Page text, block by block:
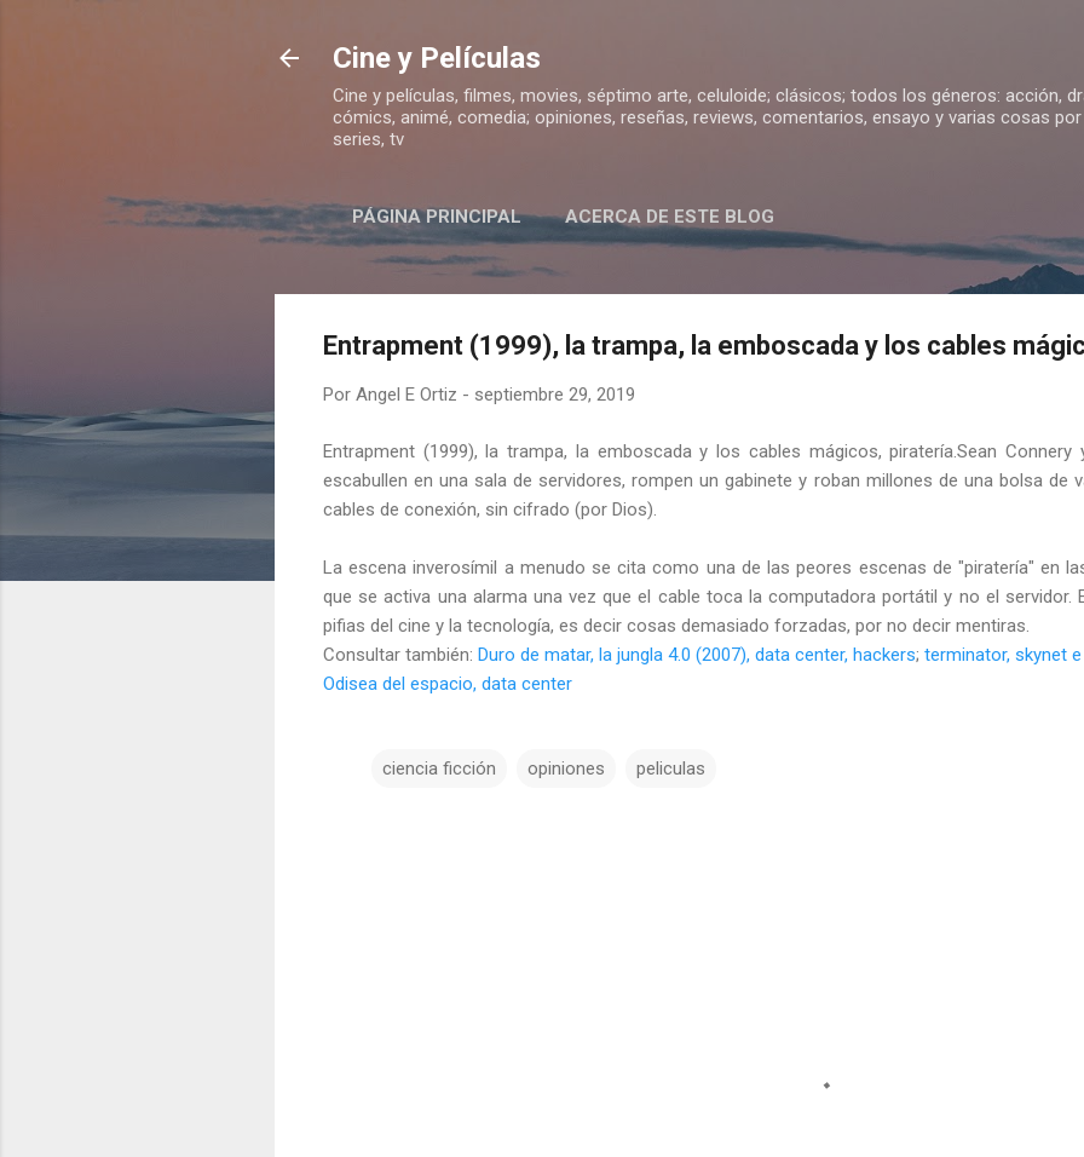
Cine y Películas
Cine y películas, filmes, movies, séptimo arte, celuloide; clásicos; todos los géneros: acción,
cómics, animé, comedia; opiniones, reseñas, reviews, comentarios, ensayo y varias cosas
series, tv
PÁGINA PRINCIPAL ACERCA DE ESTE BLOG
Entrapment (1999), la trampa, la emboscada y los cables
Por Angel E Ortiz - septiembre 29, 2019
Entrapment (1999), la trampa, la emboscada y los cables mágicos, piratería.Sean
escabullen en una sala de servidores, rompen un gabinete y roban millones de una bolsa de
cables de conexión, sin cifrado (por Dios).
La escena inverosímil a menudo se cita como una de las peores escenas de "piratería" en
que se activa una alarma una vez que el cable toca la computadora portátil y no el servidor.
pifias del cine y la tecnología, es decir cosas demasiado forzadas, por no decir mentiras.
Consultar también: Duro de matar, la jungla 4.0 (2007), data center, hackers; terminator, skynet
Odisea del espacio, data center
ciencia ficción opiniones peliculas